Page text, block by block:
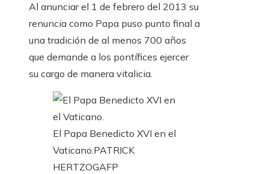
Al anunciar el 1 de febrero del 2013 su
renuncia como Papa puso punto final a
una tradición de al menos 700 años
que demande a los pontífices ejercer
su cargo de manera vitalicia.
El Papa Benedicto XVI en el
Vaticano.PATRICK
HERTZOGAFP